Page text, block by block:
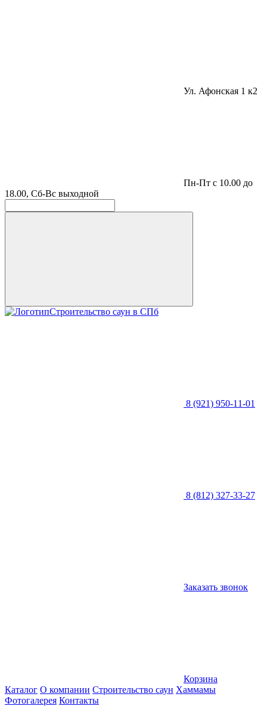
Ул. Афонская 1 к2
Пн-Пт с 10.00 до
18.00, Сб-Вс выходной
Строительство саун в СПб
8 (921) 950-11-01
8 (812) 327-33-27
Заказать звонок
Корзина
Каталог О компании Строительство саун Хаммамы
Фотогалерея Контакты